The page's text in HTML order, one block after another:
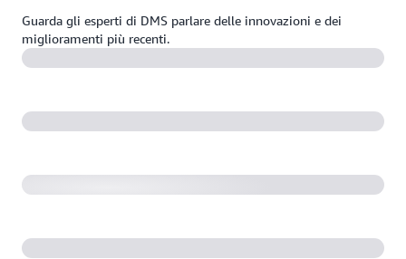
Guarda gli esperti di DMS parlare delle innovazioni e dei
miglioramenti più recenti.